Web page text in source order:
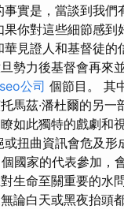
實是，當談到我
你對這些細節感
見證人和基督徒
勢力後基督會再來
seo公司 個節目。 其
馬茲·潘杜爾的另
如此獨特的戲劇和
扭曲資訊會危及
國家的代表參加，
生命至關重要的水
論白天或黑夜抬頭